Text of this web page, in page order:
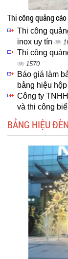
Thi công quảng
Thi công
inox uy tín
Thi công
1570
Báo giá làm
bảng hiệu
Công ty
và thi công
BẢNG HIỆU